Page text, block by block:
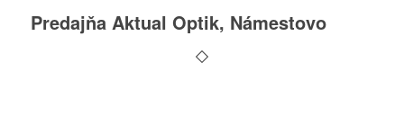
Predajňa Aktual Optik, Námestovo